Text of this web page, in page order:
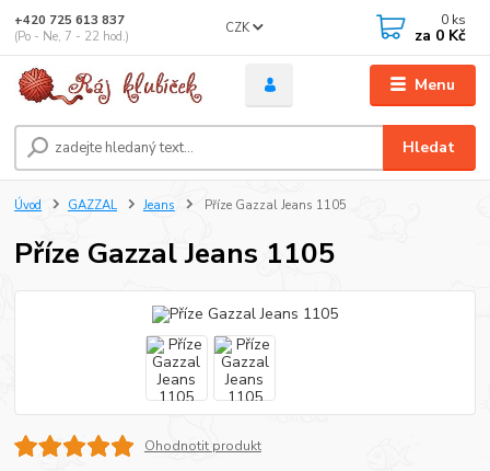
Menu
CZK
Hledat
+420 725 613 837
(Po - Ne, 7 - 22 hod.)
0 ks
za 0 Kč
Úvod GAZZAL Jeans Příze Gazzal Jeans 1105
Příze Gazzal Jeans 1105
Ohodnotit produkt